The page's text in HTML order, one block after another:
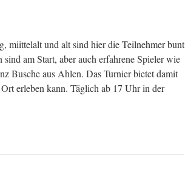
miittelalt und alt sind hier die Teilnehmer bunt
am Start, aber auch erfahrene Spieler wie
Busche aus Ahlen. Das Turnier bietet damit
erleben kann. Täglich ab 17 Uhr in der